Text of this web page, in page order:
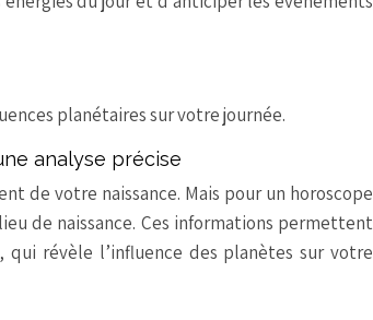
planétaires sur votre journée.
analyse précise
de votre naissance. Mais pour un horoscope
de naissance. Ces informations permettent
révèle l’influence des planètes sur votre